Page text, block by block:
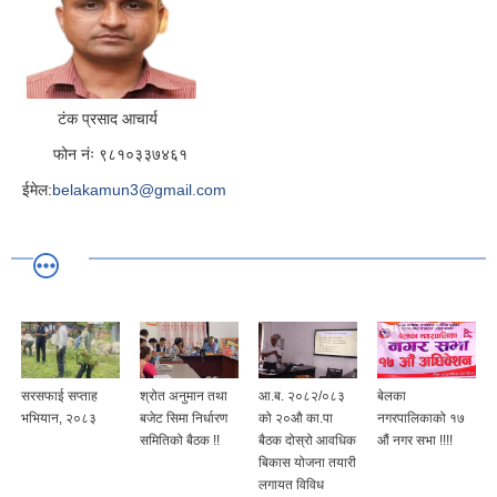
टंक प्रसाद आचार्य
फोन नंः ९८१०३३७४६१
ईमेल:belakamun3@gmail.com
सरसफाई सप्ताह
भभियान, २०८३
श्रोत अनुमान तथा
बजेट सिमा निर्धारण
समितिको बैठक !!
आ.ब. २०८२/०८३
को २०औ का.पा
बैठक दोस्रो आवधिक
बिकास योजना तयारी
लगायत विविध
बेलका
नगरपालिकाको १७
औं नगर सभा !!!!